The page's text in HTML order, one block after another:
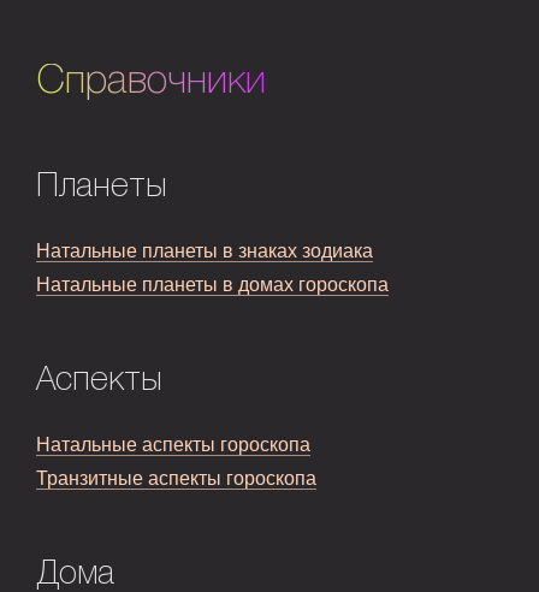
Справочники
Планеты
Натальные планеты в знаках зодиака
Натальные планеты в домах гороскопа
Аспекты
Натальные аспекты гороскопа
Транзитные аспекты гороскопа
Дома